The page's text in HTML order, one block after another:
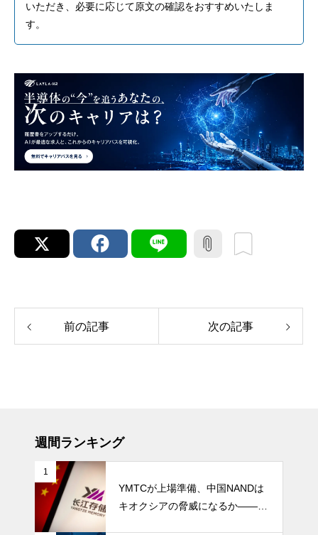
いただき、必要に応じて原文の確認をおすすめいたしま
す。
前の記事 次の記事
週間ランキング
1
YMTCが上場準備、中国NANDは
キオクシアの脅威になるか――AI